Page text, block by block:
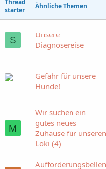
Thread
starter
Ähnliche Themen
S
Unsere
Diagnosereise
Gefahr für unsere
Hunde!
M
Wir suchen ein
gutes neues
Zuhause für unseren
Loki (4)
Aufforderungsbellen